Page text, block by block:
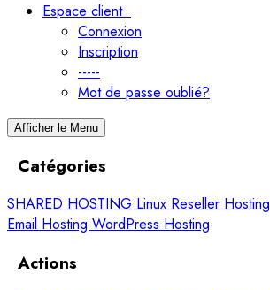
Espace client
Connexion
Inscription
-----
Mot de passe oublié?
Afficher le Menu
Catégories
SHARED HOSTING Linux Reseller Hosting
Email Hosting WordPress Hosting
Actions